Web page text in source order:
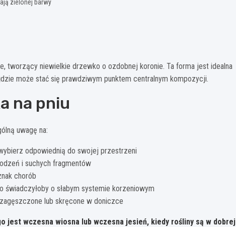
zielonej barwy
tworzący niewielkie drzewko o ozdobnej koronie. Ta forma jest idealna
może stać się prawdziwym punktem centralnym kompozycji.
na pniu
uwagę na:
odpowiednią do swojej przestrzeni
i suchych fragmentów
chorób
o słabym systemie korzeniowym
lub skręcone w doniczce
jest wczesna wiosna lub wczesna jesień, kiedy rośliny są w dobrej